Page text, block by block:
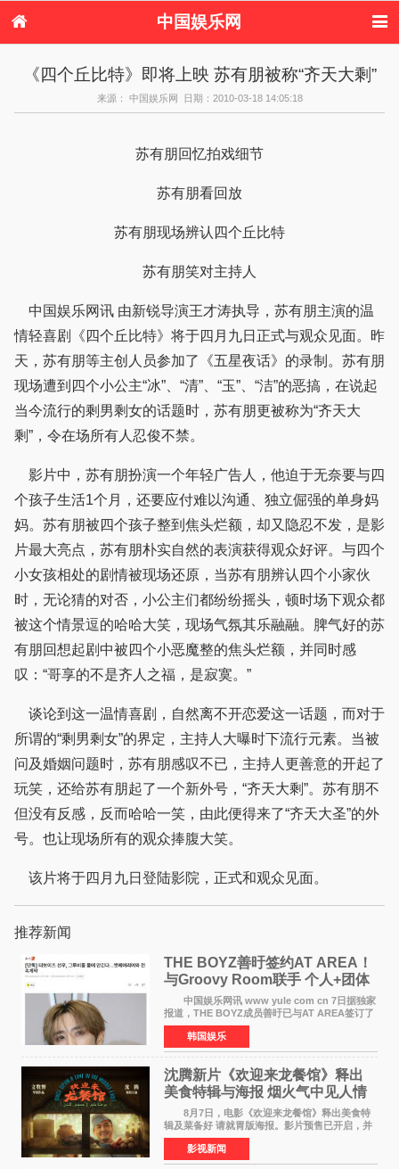
中国娱乐网
港台娱乐
日本娱乐 韩国娱乐
欧美娱乐
音乐新闻 影视新闻
内地明星八卦
八卦
《四个丘比特》即将上映 苏有朋被称“齐天大剩”
来源： 中国娱乐网 日期：2010-03-18 14:05:18
苏有朋回忆拍戏细节
苏有朋看回放
苏有朋现场辨认四个丘比特
苏有朋笑对主持人
中国娱乐网讯 由新锐导演王才涛执导，苏有朋主演的温
情轻喜剧《四个丘比特》将于四月九日正式与观众见面。昨
天，苏有朋等主创人员参加了《五星夜话》的录制。苏有朋
现场遭到四个小公主“冰”、“清”、“玉”、“洁”的恶搞，在说起
当今流行的剩男剩女的话题时，苏有朋更被称为“齐天大
剩”，令在场所有人忍俊不禁。
影片中，苏有朋扮演一个年轻广告人，他迫于无奈要与四
个孩子生活1个月，还要应付难以沟通、独立倔强的单身妈
妈。苏有朋被四个孩子整到焦头烂额，却又隐忍不发，是影
片最大亮点，苏有朋朴实自然的表演获得观众好评。与四个
小女孩相处的剧情被现场还原，当苏有朋辨认四个小家伙
时，无论猜的对否，小公主们都纷纷摇头，顿时场下观众都
被这个情景逗的哈哈大笑，现场气氛其乐融融。脾气好的苏
有朋回想起剧中被四个小恶魔整的焦头烂额，并同时感
叹：“哥享的不是齐人之福，是寂寞。”
谈论到这一温情喜剧，自然离不开恋爱这一话题，而对于
所谓的“剩男剩女”的界定，主持人大曝时下流行元素。当被
问及婚姻问题时，苏有朋感叹不已，主持人更善意的开起了
玩笑，还给苏有朋起了一个新外号，“齐天大剩”。苏有朋不
但没有反感，反而哈哈一笑，由此便得来了“齐天大圣”的外
号。也让现场所有的观众捧腹大笑。
该片将于四月九日登陆影院，正式和观众见面。
推荐新闻
THE BOYZ善旴签约AT AREA！
与Groovy Room联手 个人+团体
活动并行
中国娱乐网讯 www yule com cn 7日据独家
报道，THE BOYZ成员善旴已与AT AREA签订了
专属合约。AT AREA是由知名制作人组合
Groovy Room创立的hip-hop厂牌，旗下拥有多
位实力派音乐人，在韩
韩国娱乐
沈腾新片《欢迎来龙餐馆》释出
美食特辑与海报 烟火气中见人情
温暖
8月7日，电影《欢迎来龙餐馆》释出美食特
辑及菜备好 请就胃版海报。影片预售已开启，并
将于8月8日至10日14:00-21:00举行全国超前点
映。电影《欢迎来龙餐馆》作为战争美食喜剧大
片，讲述了中国
影视新闻